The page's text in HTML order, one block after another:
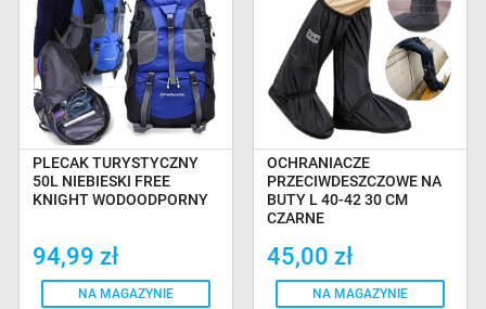
PLECAK TURYSTYCZNY
50L NIEBIESKI FREE
KNIGHT WODOODPORNY
94,99 zł
NA MAGAZYNIE
OCHRANIACZE
PRZECIWDESZCZOWE NA
BUTY L 40-42 30 CM
CZARNE
45,00 zł
NA MAGAZYNIE